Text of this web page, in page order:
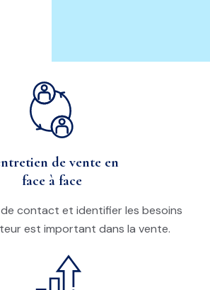
de vente en
face à face
de contact et identifier les besoins
est important dans la vente.